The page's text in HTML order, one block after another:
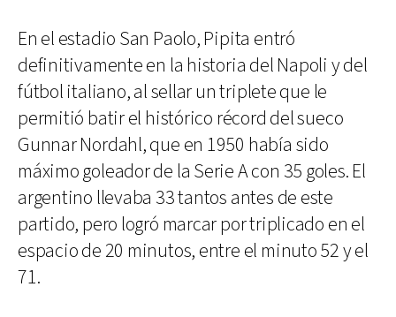
En el estadio San Paolo, Pipita entró
definitivamente en la historia del Napoli y del
fútbol italiano, al sellar un triplete que le
permitió batir el histórico récord del sueco
Gunnar Nordahl, que en 1950 había sido
máximo goleador de la Serie A con 35 goles. El
argentino llevaba 33 tantos antes de este
partido, pero logró marcar por triplicado en el
espacio de 20 minutos, entre el minuto 52 y el
71.